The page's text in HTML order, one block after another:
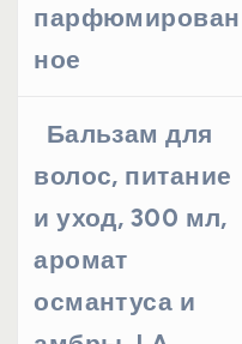
парфюмирован
ное
Бальзам для
волос, питание
и уход, 300 мл,
аромат
османтуса и